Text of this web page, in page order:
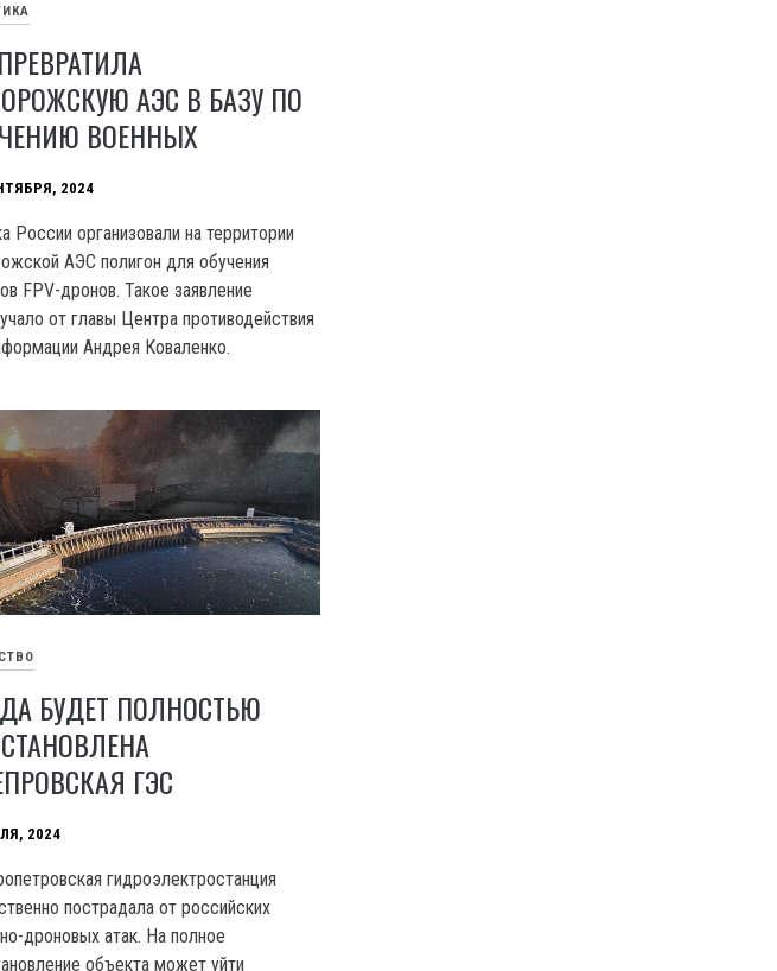
АЭС В БАЗУ ПО
ВОЕННЫХ
2024
России организовали на территории
АЭС полигон для обучения
FPV-дронов. Такое заявление
от главы Центра противодействия
Андрея Коваленко.
БУДЕТ ПОЛНОСТЬЮ
ГЭС
2024
гидроэлектростанция
пострадала от российских
дроновых атак. На полное
объекта может уйти